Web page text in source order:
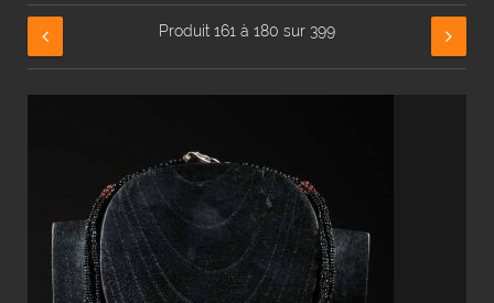
Produit 161 à 180 sur 399